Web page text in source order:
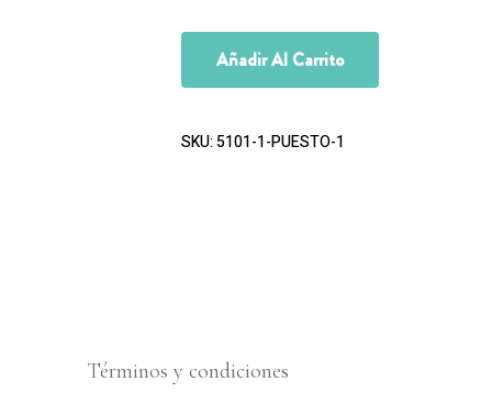
Añadir Al Carrito
SKU:5101-1-PUESTO-1
Términos y condiciones